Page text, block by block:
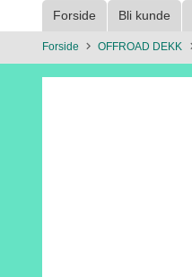
Forside Bli kunde
Forside OFFROAD DEKK